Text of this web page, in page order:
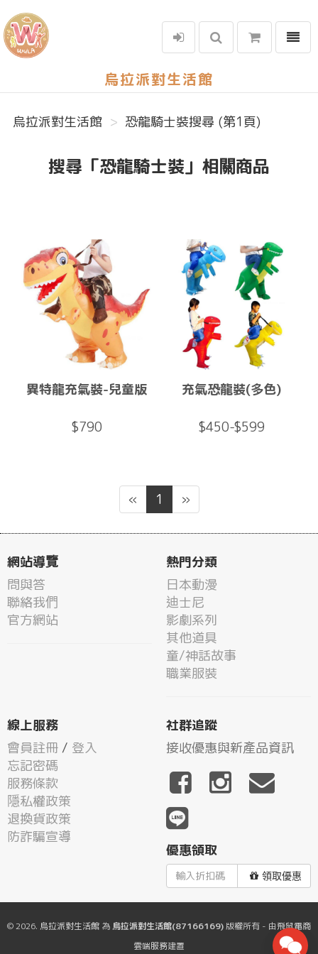
烏拉派對生活館
選單
烏拉派對生活館 恐龍騎士裝搜尋 (第1頁)
搜尋「恐龍騎士裝」相關商品
異特龍充氣裝-兒童版
$790
充氣恐龍裝(多色)
$450-$599
« 1 »
網站導覽
問與答
聯絡我們
官方網站
熱門分類
日本動漫
迪士尼
影劇系列
其他道具
童/神話故事
職業服裝
線上服務
會員註冊 / 登入
忘記密碼
服務條款
隱私權政策
退換貨政策
防詐騙宣導
社群追蹤
接收優惠與新產品資訊
優惠領取
領取優惠
© 2026. 烏拉派對生活館 為 烏拉派對生活館(87166169)版權所有 - 由飛鼠電商
雲端服務建置